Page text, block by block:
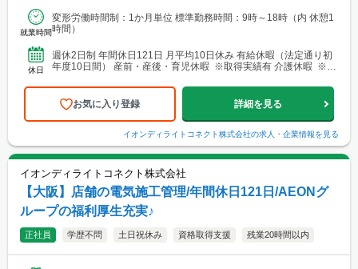
就業時間
変形労働時間制：1か月単位 標準勤務時間：9時～18時（内 休憩1
時間）
休日
週休2日制 年間休日121日 月平均10日休み 有給休暇（法定通り初
年度10日間） 産前・産後・育児休暇 ※取得実績有 介護休暇 ※取
お気に入り登録 詳細を見る
イオンディライトコネクト株式会社の求人・企業情報を見る
イオンディライトコネクト株式会社
【大阪】店舗の電気施工管理/年間休日121日/AEONグ
ループの福利厚生充実♪
正社員 学歴不問 土日祝休み 資格取得支援 残業20時間以内